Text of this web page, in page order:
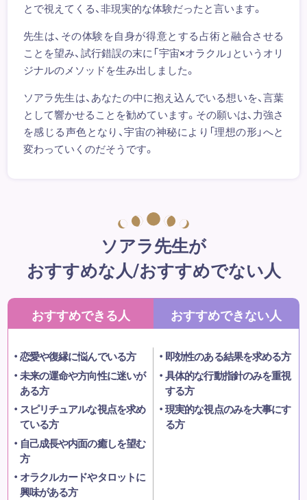
とで視えてくる、非現実的な体験だったと言います。
先生は、その体験を自身が得意とする占術と融合させる
ことを望み、試行錯誤の末に「宇宙×オラクル」というオリ
ジナルのメソッドを生み出しました。
ソアラ先生は、あなたの中に抱え込んでいる想いを、言葉
として響かせることを勧めています。その願いは、力強さ
を感じる声色となり、宇宙の神秘により「理想の形」へと
変わっていくのだそうです。
ソアラ先生が
おすすめな人/おすすめでない人
おすすめできる人
恋愛や復縁に悩んでいる方
未来の運命や方向性に迷いが
ある方
スピリチュアルな視点を求め
ている方
自己成長や内面の癒しを望む
方
オラクルカードやタロットに
興味がある方
おすすめできない人
即効性のある結果を求める方
具体的な行動指針のみを重視
する方
現実的な視点のみを大事にす
る方